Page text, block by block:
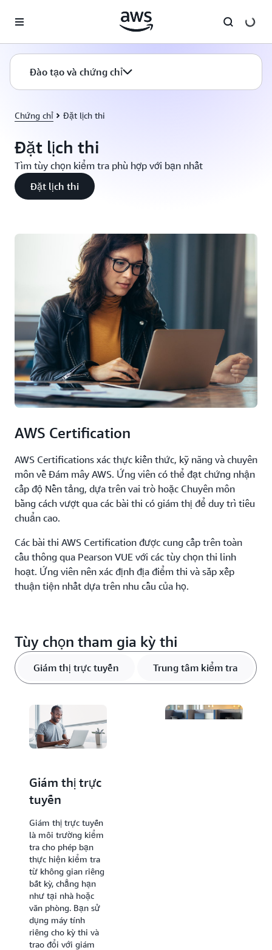
Đào tạo và chứng chỉ
Chứng chỉ Đặt lịch thi
Đặt lịch thi
Tìm tùy chọn kiểm tra phù hợp với bạn nhất
Đặt lịch thi
AWS Certification
AWS Certifications xác thực kiến thức, kỹ năng và chuyên
môn về Đám mây AWS. Ứng viên có thể đạt chứng nhận
cấp độ Nền tảng, dựa trên vai trò hoặc Chuyên môn
bằng cách vượt qua các bài thi có giám thị để duy trì tiêu
chuẩn cao.
Các bài thi AWS Certification được cung cấp trên toàn
cầu thông qua Pearson VUE với các tùy chọn thi linh
hoạt. Ứng viên nên xác định địa điểm thi và sắp xếp
thuận tiện nhất dựa trên nhu cầu của họ.
Tùy chọn tham gia kỳ thi
Giám thị trực tuyến Trung tâm kiểm tra
Giám thị trực
tuyến
Giám thị trực tuyến
là môi trường kiểm
tra cho phép bạn
thực hiện kiểm tra
từ không gian riêng
bất kỳ, chẳng hạn
như tại nhà hoặc
văn phòng. Bạn sử
dụng máy tính
riêng cho kỳ thi và
trao đổi với giám